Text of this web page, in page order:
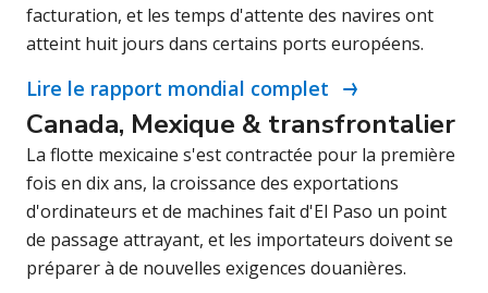
facturation, et les temps d'attente des navires ont
atteint huit jours dans certains ports européens.
Lire le rapport mondial complet
Canada, Mexique & transfrontalier
La flotte mexicaine s'est contractée pour la première
fois en dix ans, la croissance des exportations
d'ordinateurs et de machines fait d'El Paso un point
de passage attrayant, et les importateurs doivent se
préparer à de nouvelles exigences douanières.